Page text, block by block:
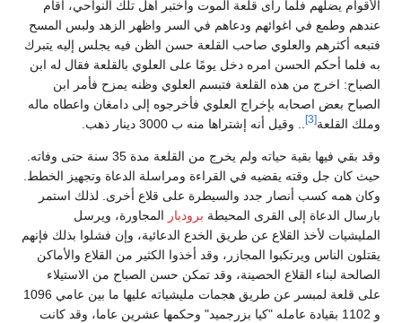
الأقوام يضلهم فلما رأى قلعة الموت واختبر أهل تلك النواحي، أقام
عندهم وطمع في اغوائهم ودعاهم في السر واظهر الزهد ولبس المسح
فتبعه أكثرهم والعلوي صاحب القلعة حسن الظن فيه يجلس إليه يتبرك
به فلما أحكم الحسن امره دخل يومًا على العلوي بالقلعة فقال له ابن
الصباح‏:‏ اخرج من هذه القلعة فتبسم العلوي وظنه يمزح فأمر ابن
الصباح بعض اصحابه بإخراج العلوي فأخرجوه إلى دامغان واعطاه ماله
وملك القلعة[3] .‏.‏ وقيل أنه إشتراها منه ب 3000 دينار ذهب.
وقد بقي فيها بقية حياته ولم يخرج من القلعة مدة 35 سنة حتى وفاته.
حيث كان جل وقته يقضيه في القراءة ومراسلة الدعاة وتجهيز الخطط.
وكان همه كسب أنصار جدد والسيطرة على قلاع أخرى. لذلك استمر
بارسال الدعاة إلى القرى المحيطة برودبار المجاورة، ويرسل
المليشيات لأخذ القلاع عن طريق الخدع الدعائية، وإن فشلوا بذلك فإنهم
يقتلون الناس ويرتكبوا المجازر، وقد أخذوا الكثير من القلاع والأماكن
الصالحة لبناء القلاع الحصينة، وقد تمكن حسن الصباح من الاستيلاء
على قلعة لمبسر عن طريق هجمات مليشياته عليها ما بين عامي 1096
و 1102 بقيادة عامله "كيا بزرجميد" وحكمها عشرين عاما، وقد كانت